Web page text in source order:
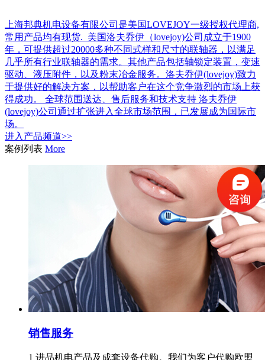
上海邦典机电设备有限公司是美国LOVEJOY一级授权代理商,
常用产品均有现货. 美国洛夫乔伊（lovejoy)公司成立于1900
年，可提供超过20000多种不同式样和尺寸的联轴器，以满足
几乎所有行业联轴器的需求。其他产品包括轴锁定装置，变速
驱动、液压附件，以及粉末冶金服务。洛夫乔伊(lovejoy)致力
于提供好的解决方案，以帮助客户在这个竞争激烈的市场上获
得成功。 全球范围送达、售后服务和技术支持 洛夫乔伊
(lovejoy)公司通过扩张进入全球市场范围，已发展成为国际市
场。
进入 产品频道>>
案例列表 More
销售服务
1 进品机电产品及成套设备代购。我们为客户代购欧盟